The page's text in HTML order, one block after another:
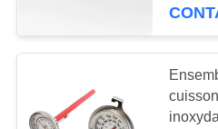
AFFAIRES